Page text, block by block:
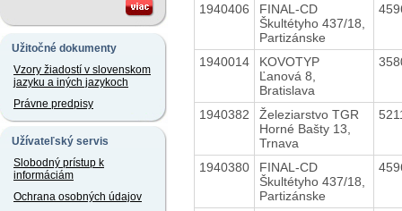
Užitočné dokumenty
Vzory žiadostí v slovenskom
jazyku a iných jazykoch
Právne predpisy
Užívateľský servis
Slobodný prístup k
informáciám
Ochrana osobných údajov
1940406
FINAL-CD
Škultétyho 437/18,
Partizánske
1940014
KOVOTYP
Ľanová 8,
Bratislava
1940382
Železiarstvo TGR
Horné Bašty 13,
Trnava
1940380
FINAL-CD
Škultétyho 437/18,
Partizánske